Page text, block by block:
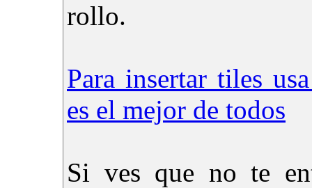
rollo.
Para insertar tiles
es el mejor de todos
Si ves que no te